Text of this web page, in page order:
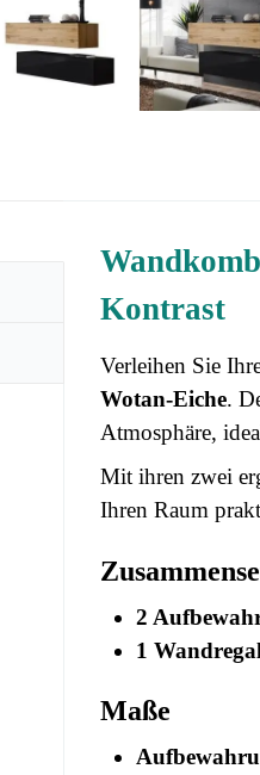
Kontrast
Verleihen Sie
Wotan-Eiche.
Atmosphäre,
Mit ihren zwei
Ihren Raum
2
1 Wandregal
Maße